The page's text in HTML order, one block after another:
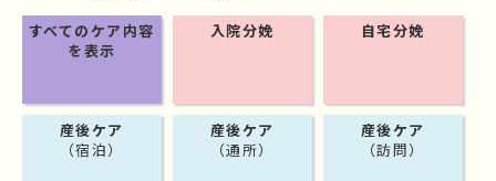
すべてのケア内容
を表示
入院分娩 自宅分娩
産後ケア
（宿泊）
産後ケア
（通所）
産後ケア
（訪問）